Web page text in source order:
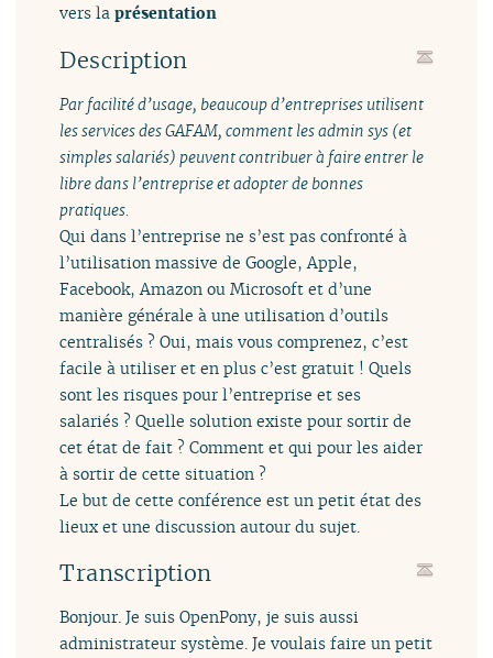
vers laprésentation
Description
Par facilité d’usage, beaucoup d’entreprises utilisent
les services des GAFAM, comment les admin sys (et
simples salariés) peuvent contribuer à faire entrer le
libre dans l’entreprise et adopter de bonnes
pratiques.
Qui dans l’entreprise ne s’est pas confronté à
l’utilisation massive de Google, Apple,
Facebook, Amazon ou Microsoft et d’une
manière générale à une utilisation d’outils
centralisés ? Oui, mais vous comprenez, c’est
facile à utiliser et en plus c’est gratuit ! Quels
sont les risques pour l’entreprise et ses
salariés ? Quelle solution existe pour sortir de
cet état de fait ? Comment et qui pour les aider
à sortir de cette situation ?
Le but de cette conférence est un petit état des
lieux et une discussion autour du sujet.
Transcription
Bonjour. Je suis OpenPony, je suis aussi
administrateur système. Je voulais faire un petit